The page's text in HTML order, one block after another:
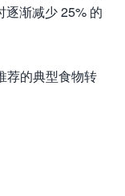
逐渐减少 25% 的
荐的典型食物转